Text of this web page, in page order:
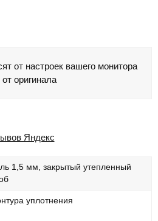
Яндекс
1,5 мм, закрытый утепленный
уплотнения
от настроек вашего монитора
оригинала